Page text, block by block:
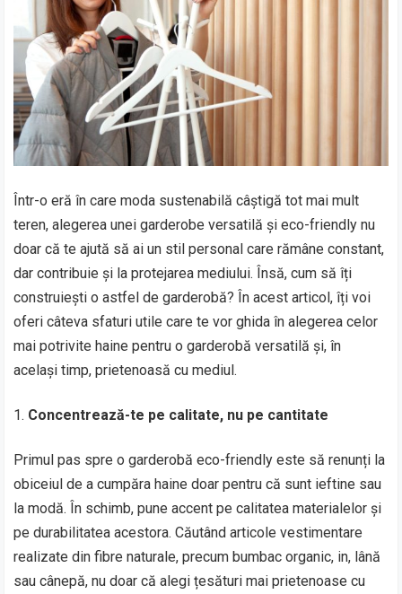
Într-o eră în care moda sustenabilă câștigă tot mai mult
teren, alegerea unei garderobe versatilă și eco-friendly nu
doar că te ajută să ai un stil personal care rămâne constant,
dar contribuie și la protejarea mediului. Însă, cum să îți
construiești o astfel de garderobă? În acest articol, îți voi
oferi câteva sfaturi utile care te vor ghida în alegerea celor
mai potrivite haine pentru o garderobă versatilă și, în
același timp, prietenoasă cu mediul.
Concentrează-te pe calitate, nu pe cantitate
Primul pas spre o garderobă eco-friendly este să renunți la
obiceiul de a cumpăra haine doar pentru că sunt ieftine sau
la modă. În schimb, pune accent pe calitatea materialelor și
pe durabilitatea acestora. Căutând articole vestimentare
realizate din fibre naturale, precum bumbac organic, in, lână
sau cânepă, nu doar că alegi țesături mai prietenoase cu